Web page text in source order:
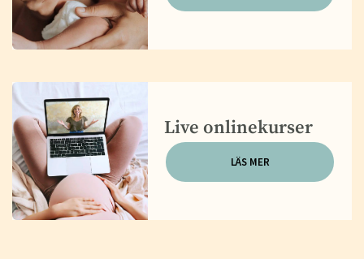
Live onlinekurser
LÄS MER